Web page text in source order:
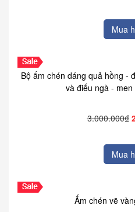
Mua
Bộ ấm chén dáng quả hồng -
và điếu ngà -
3.000.000₫
Mua
Ấm chén vẽ